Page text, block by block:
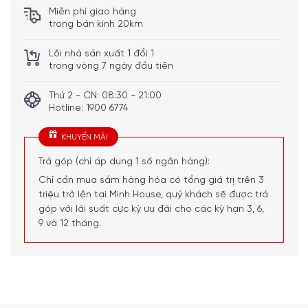
Dễ dàng thao tác chọn trên giao diện cảm ứng trang nhã
và trực quan cho phép bạn chọn đồ uống yêu thích ngay
Máy bơm 19 bar đảm bảo cốc cà phê cực đậm đà bằng
cách ép viên nén cà phê với áp suất và lưu lượng nước
phù hợp cho loại đồ uống đã chọn .
Thiết kế “ Lattissima One ” Latfissing One có thiết kế nhỏ
chất liệu cao cấp , bao gồm cần gạt mạ crom , lớp sơn
bóng linh tế và đường vân mờ.
Miễn phí giao hàng
trong bán kính 20km
Lỗi nhà sản xuất 1 đổi 1
trong vòng 7 ngày đầu tiên
Thứ 2 - CN: 08:30 - 21:00
Hotline: 1900 6774
KHUYẾN MÃI
Trả góp (chỉ áp dụng 1 số ngân hàng):
Chỉ cần mua sắm hàng hóa có tổng giá trị trên 3
triệu trở lên tại Minh House, quý khách sẽ được trả
góp với lãi suất cực kỳ ưu đãi cho các kỳ hạn 3, 6,
9 và 12 tháng.